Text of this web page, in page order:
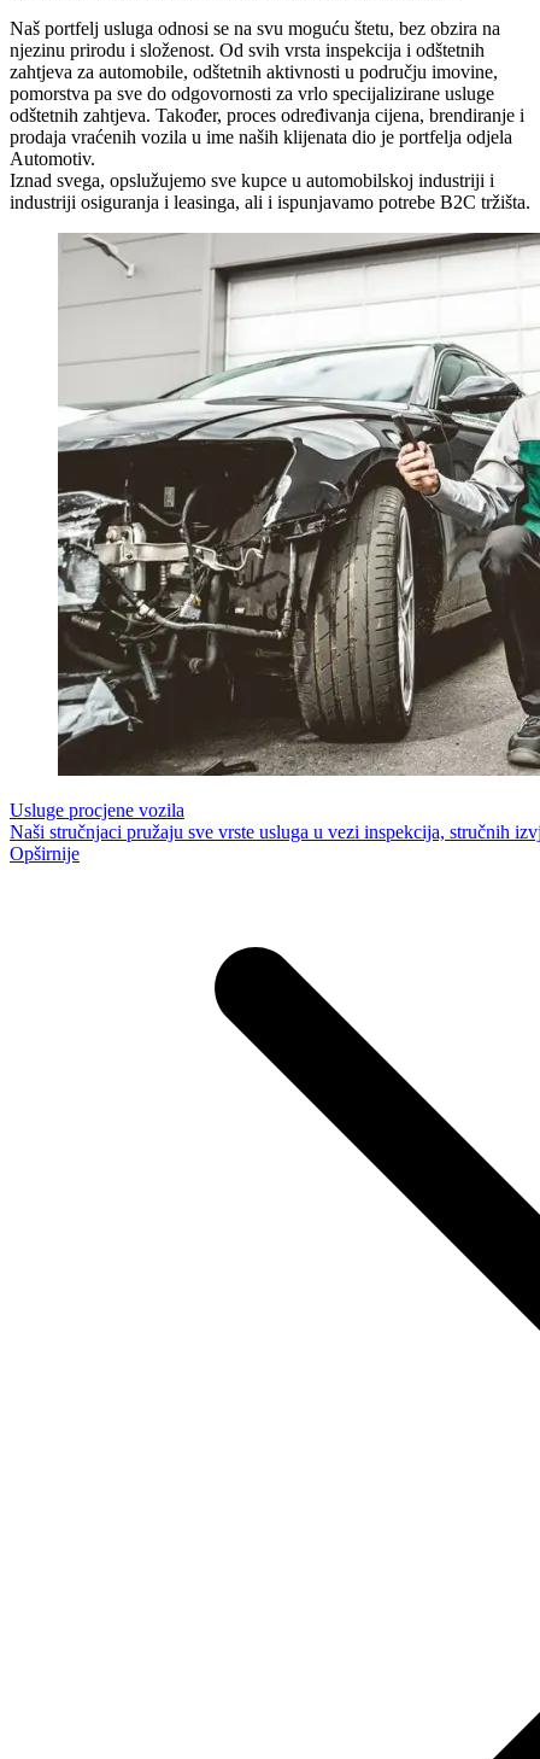
Naš portfelj usluga odnosi se na svu moguću štetu, bez obzira na
njezinu prirodu i složenost. Od svih vrsta inspekcija i odštetnih
zahtjeva za automobile, odštetnih aktivnosti u području imovine,
pomorstva pa sve do odgovornosti za vrlo specijalizirane usluge
odštetnih zahtjeva. Također, proces određivanja cijena, brendiranje i
prodaja vraćenih vozila u ime naših klijenata dio je portfelja odjela
Automotiv.
Iznad svega, opslužujemo sve kupce u automobilskoj industriji i
industriji osiguranja i leasinga, ali i ispunjavamo potrebe B2C tržišta.
Usluge procjene vozila
Naši stručnjaci pružaju sve vrste usluga u vezi inspekcija, stručnih
Opširnije